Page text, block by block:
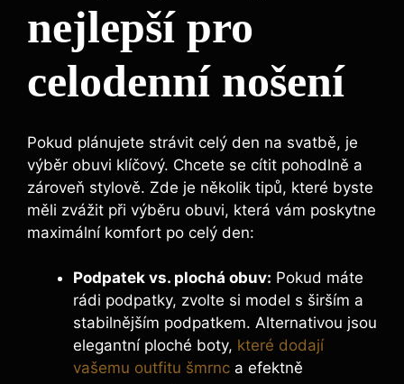
nejlepší pro
celodenní nošení
Pokud plánujete strávit celý den na svatbě, je
výběr obuvi klíčový. Chcete se cítit pohodlně a
zároveň stylově. Zde je několik tipů, které byste
měli zvážit při výběru obuvi, která vám poskytne
maximální komfort po celý den:
Podpatek vs. plochá obuv: Pokud máte
rádi podpatky, zvolte si model s širším a
stabilnějším podpatkem. Alternativou jsou
elegantní ploché boty, které dodají
vašemu outfitu šmrnc a efektně